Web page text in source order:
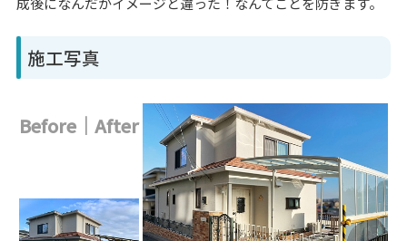
施工写真
Before｜After